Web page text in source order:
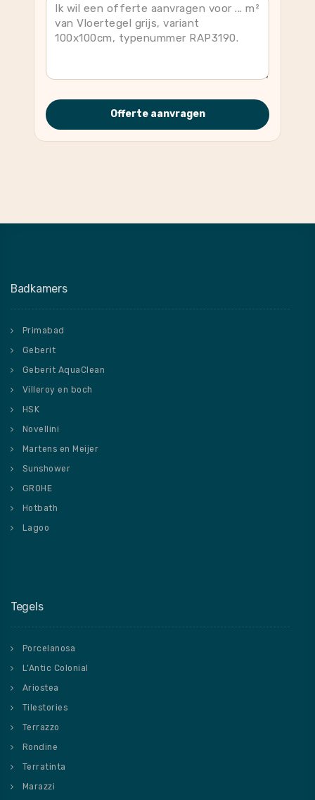
Offerte aanvragen
Badkamers
Primabad
Geberit
Geberit AquaClean
Villeroy en boch
HSK
Novellini
Martens en Meijer
Sunshower
GROHE
Hotbath
Lagoo
Tegels
Porcelanosa
L’Antic Colonial
Ariostea
Tilestories
Terrazzo
Rondine
Terratinta
Marazzi